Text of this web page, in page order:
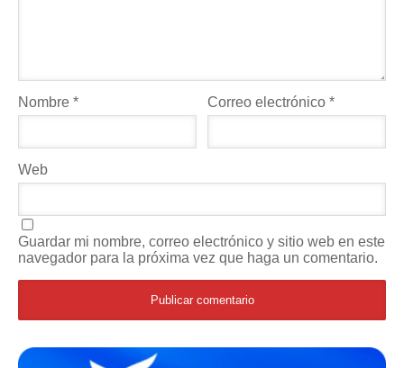
Nombre * Correo electrónico*
Web
Guardar mi nombre, correo electrónico y sitio web en este
navegador para la próxima vez que haga un comentario.